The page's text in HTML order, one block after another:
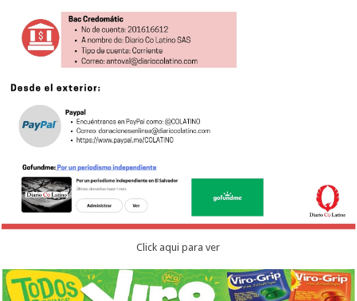
Click aqui para ver